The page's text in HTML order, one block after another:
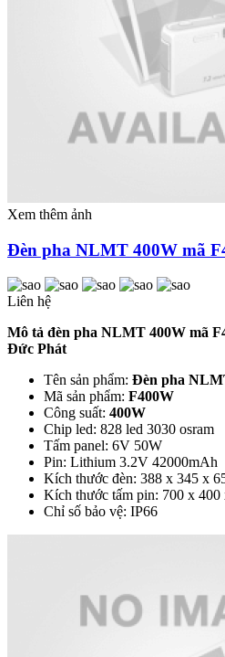
Xem thêm ảnh
Đèn pha NLMT 400W mã
Liên hệ
Mô tả đèn pha NLMT 400W mã
Đức Phát
Tên sản phẩm: Đèn pha
Mã sản phẩm: F400W
Công suất: 400W
Chip led: 828 led 3030 osram
Tấm panel: 6V 50W
Pin: Lithium 3.2V 42000mAh
Kích thước đèn: 388 x 345 x
Kích thước tấm pin: 700 x 400
Chỉ số bảo vệ: IP66